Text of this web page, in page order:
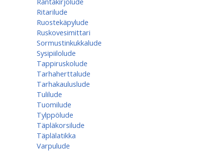
Ritarilude
Ruostekäpylude
Ruskovesimittari
Sormustinkukkalude
Sysipiilolude
Tappiruskolude
Tarhaherttalude
Tarhakauluslude
Tulilude
Tuomilude
Tylppölude
Täpläkorsilude
Täplälatikka
Varpulude